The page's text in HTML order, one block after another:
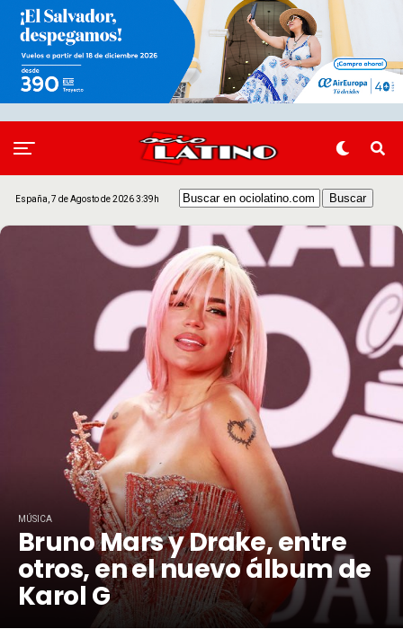
España, 7 de Agosto de 2026 3:39h
MÚSICA
Bruno Mars y Drake, entre
otros, en el nuevo álbum de
Karol G